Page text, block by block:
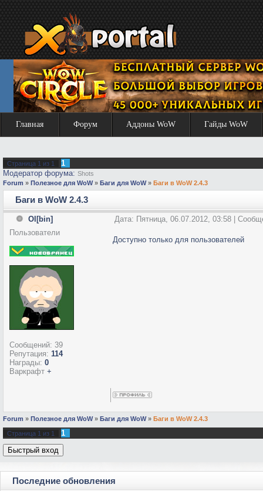
Главная Форум Аддоны WoW Гайды WoW
Страница 1 из 1
1
Модератор форума: Shots
Forum » Полезное для WoW » Баги для WoW » Баги в WoW 2.4.3
Баги в WoW 2.4.3
Ol[bin]
Дата: Пятница, 06.07.2012, 03:58 |
Пользователи
Сообщений: 39
Репутация: 114
Награды: 0
Варкрафт +
Доступно только для пользователей
Forum » Полезное для WoW » Баги для WoW » Баги в WoW 2.4.3
Страница 1 из 1 1
Последние обновления